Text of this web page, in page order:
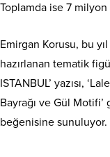
Toplamda ise 7
Emirgan Korusu, bu
hazırlanan tematik
ISTANBUL’ yazısı,
Bayrağı ve Gül
beğenisine sunuluyor.